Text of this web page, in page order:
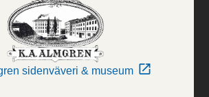
sidenväveri & museum